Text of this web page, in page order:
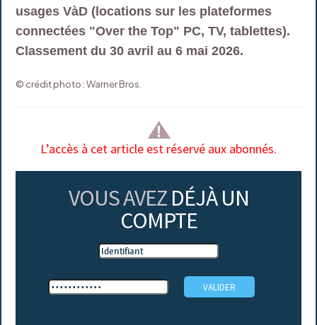
usages VàD (locations sur les plateformes
connectées "Over the Top" PC, TV, tablettes).
Classement du 30 avril au 6 mai 2026.
© crédit photo : Warner Bros.
L’accès à cet article est réservé aux abonnés.
VOUS AVEZ DÉJÀ UN
COMPTE